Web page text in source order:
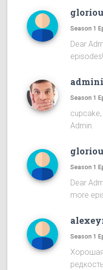
Season 1
Dear
Season 1
Admin.
Season 1
Dear
more
Season 1